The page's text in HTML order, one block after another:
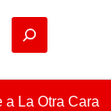
a La Otra Cara